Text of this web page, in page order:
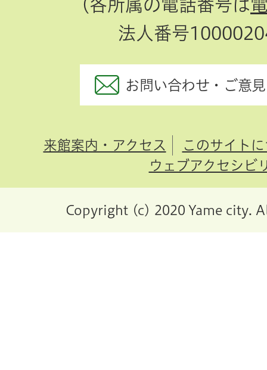
（各所属の電話番号は
法人番号
お問い合わせ・ご意
来館案内・アクセス
このサイト
ウェブアクセシビ
Copyright (c) 2020 Yame city.